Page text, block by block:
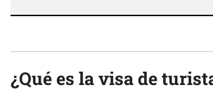
¿Qué es la visa de